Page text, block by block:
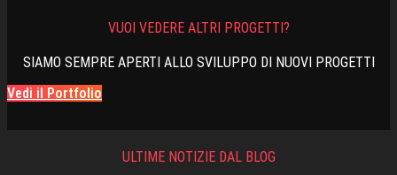
VUOI VEDERE ALTRI PROGETTI?
SIAMO SEMPRE APERTI ALLO SVILUPPO DI NUOVI PROGETTI
Vedi il Portfolio
ULTIME NOTIZIE DAL BLOG